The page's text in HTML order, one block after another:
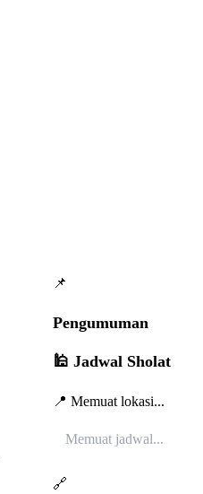
📌
Pengumuman
🕌 Jadwal Sholat
📍 Memuat lokasi...
Memuat jadwal...
🔗